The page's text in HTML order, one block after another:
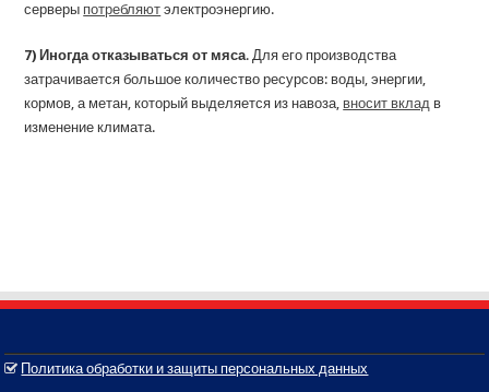
серверы потребляют электроэнергию.
7) Иногда отказываться от мяса. Для его производства
затрачивается большое количество ресурсов: воды, энергии,
кормов, а метан, который выделяется из навоза, вносит вклад в
изменение климата.
Политика обработки и защиты персональных данных